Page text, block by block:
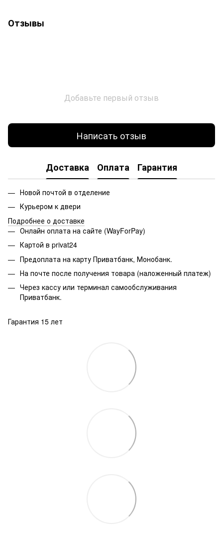
Отзывы
Добавьте первый отзыв
Написать отзыв
Доставка Оплата Гарантия
Новой почтой в отделение
Курьером к двери
Подробнее о доставке
Онлайн оплата на сайте (WayForPay)
Картой в privat24
Предоплата на карту Приватбанк, Монобанк.
На почте после получения товара (наложенный платеж)
Через кассу или терминал самообслуживания
Приватбанк.
Гарантия 15 лет